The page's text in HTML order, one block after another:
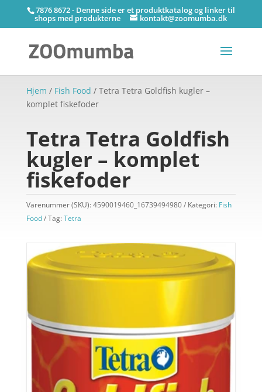
7876 8672 - Denne side er et produktkatalog og linker til
shops med produkterne kontakt@zoomumba.dk
Hjem / Fish Food / Tetra Tetra Goldfish kugler –
komplet fiskefoder
Tetra Tetra Goldfish
kugler – komplet
fiskefoder
Varenummer (SKU):4590019460_16739494980 Kategori: Fish
Food
Tag:Tetra